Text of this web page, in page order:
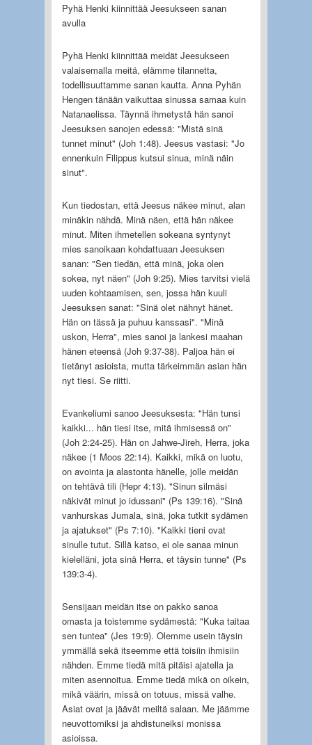
Pyhä Henki kiinnittää Jeesukseen sanan
avulla
Pyhä Henki kiinnittää meidät Jeesukseen
valaisemalla meitä, elämme tilannetta,
todellisuuttamme sanan kautta. Anna Pyhän
Hengen tänään vaikuttaa sinussa samaa kuin
Natanaelissa. Täynnä ihmetystä hän sanoi
Jeesuksen sanojen edessä: "Mistä sinä
tunnet minut" (Joh 1:48). Jeesus vastasi: "Jo
ennenkuin Filippus kutsui sinua, minä näin
sinut".
Kun tiedostan, että Jeesus näkee minut, alan
minäkin nähdä. Minä näen, että hän näkee
minut. Miten ihmetellen sokeana syntynyt
mies sanoikaan kohdattuaan Jeesuksen
sanan: "Sen tiedän, että minä, joka olen
sokea, nyt näen" (Joh 9:25). Mies tarvitsi vielä
uuden kohtaamisen, sen, jossa hän kuuli
Jeesuksen sanat: "Sinä olet nähnyt hänet.
Hän on tässä ja puhuu kanssasi". "Minä
uskon, Herra", mies sanoi ja lankesi maahan
hänen eteensä (Joh 9:37-38). Paljoa hän ei
tietänyt asioista, mutta tärkeimmän asian hän
nyt tiesi. Se riitti.
Evankeliumi sanoo Jeesuksesta: "Hän tunsi
kaikki... hän tiesi itse, mitä ihmisessä on"
(Joh 2:24-25). Hän on Jahwe-Jireh, Herra, joka
näkee (1 Moos 22:14). Kaikki, mikä on luotu,
on avointa ja alastonta hänelle, jolle meidän
on tehtävä tili (Hepr 4:13). "Sinun silmäsi
näkivät minut jo idussani" (Ps 139:16). "Sinä
vanhurskas Jumala, sinä, joka tutkit sydämen
ja ajatukset" (Ps 7:10). "Kaikki tieni ovat
sinulle tutut. Sillä katso, ei ole sanaa minun
kielelläni, jota sinä Herra, et täysin tunne" (Ps
139:3-4).
Sensijaan meidän itse on pakko sanoa
omasta ja toistemme sydämestä: "Kuka taitaa
sen tuntea" (Jes 19:9). Olemme usein täysin
ymmällä sekä itseemme että toisiin ihmisiin
nähden. Emme tiedä mitä pitäisi ajatella ja
miten asennoitua. Emme tiedä mikä on oikein,
mikä väärin, missä on totuus, missä valhe.
Asiat ovat ja jäävät meiltä salaan. Me jäämme
neuvottomiksi ja ahdistuneiksi monissa
asioissa.